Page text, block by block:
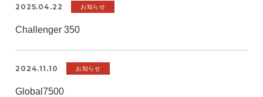
2025.04.22 お知らせ
Challenger 350
2024.11.10 お知らせ
Global7500